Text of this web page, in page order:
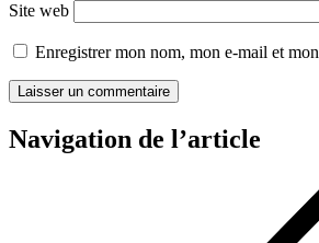
Site web
Enregistrer mon nom, mon e-mail et
Navigation de l’article